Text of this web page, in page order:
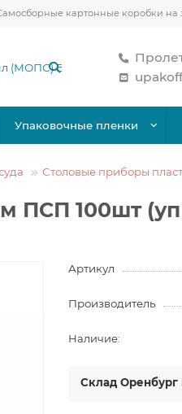
картонные коробки на
Упаковочные пленки
Столовые приборы
ПСП 100шт
Артикул
Производитель
Наличие:
Склад Оренбург